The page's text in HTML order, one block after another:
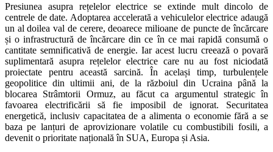
Presiunea asupra rețelelor electrice se extinde mult dincolo de
centrele de date. Adoptarea accelerată a vehiculelor electrice adaugă
un al doilea val de cerere, deoarece milioane de puncte de încărcare
și o infrastructură de încărcare din ce în ce mai rapidă consumă o
cantitate semnificativă de energie. Iar acest lucru creează o povară
suplimentară asupra rețelelor electrice care nu au fost niciodată
proiectate pentru această sarcină. În același timp, turbulențele
geopolitice din ultimii ani, de la războiul din Ucraina până la
blocarea Strâmtorii Ormuz, au făcut ca argumentul strategic în
favoarea electrificării să fie imposibil de ignorat. Securitatea
energetică, inclusiv capacitatea de a alimenta o economie fără a se
baza pe lanțuri de aprovizionare volatile cu combustibili fosili, a
devenit o prioritate națională în SUA, Europa și Asia.